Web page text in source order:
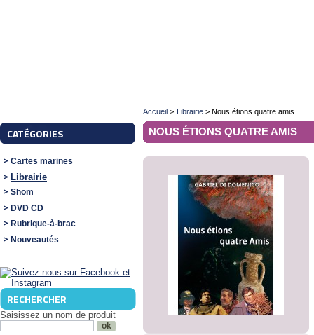
CATÉGORIES
Cartes marines
Librairie
Shom
DVD CD
Rubrique-à-brac
Nouveautés
RECHERCHER
Saisissez un nom de produit
Accueil > Librairie > Nous étions quatre amis
NOUS ÉTIONS QUATRE AMIS